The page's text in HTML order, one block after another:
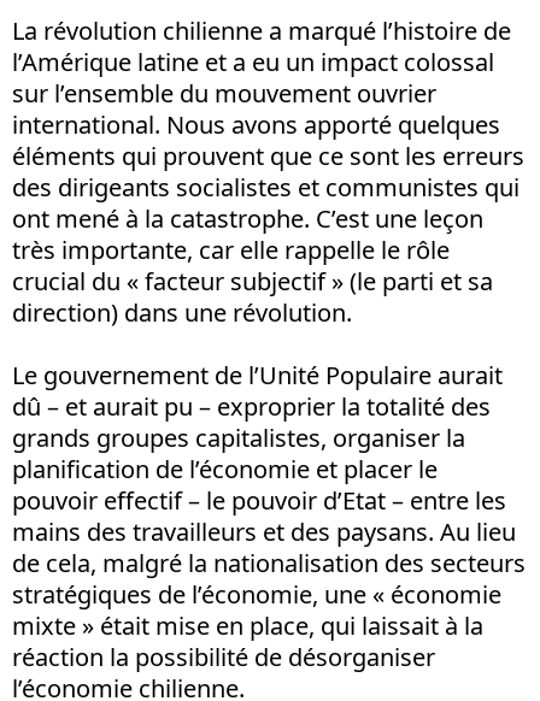
La révolution chilienne a marqué l’histoire de
l’Amérique latine et a eu un impact colossal
sur l’ensemble du mouvement ouvrier
international. Nous avons apporté quelques
éléments qui prouvent que ce sont les erreurs
des dirigeants socialistes et communistes qui
ont mené à la catastrophe. C’est une leçon
très importante, car elle rappelle le rôle
crucial du « facteur subjectif » (le parti et sa
direction) dans une révolution.
Le gouvernement de l’Unité Populaire aurait
dû – et aurait pu – exproprier la totalité des
grands groupes capitalistes, organiser la
planification de l’économie et placer le
pouvoir effectif – le pouvoir d’Etat – entre les
mains des travailleurs et des paysans. Au lieu
de cela, malgré la nationalisation des secteurs
stratégiques de l’économie, une « économie
mixte » était mise en place, qui laissait à la
réaction la possibilité de désorganiser
l’économie chilienne.